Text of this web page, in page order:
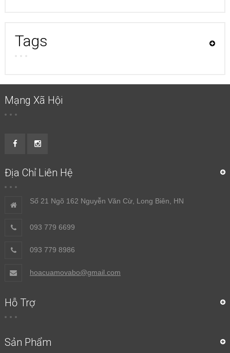
Tags
Mạng Xã Hội
Địa Chỉ Liên Hệ
Số 21 Ngõ 162 Nguyễn Văn Cừ, Long Biên, HN
093 779 6699
093 779 8986
hoacuamovabo@gmail.com
Hỗ Trợ
Sản Phẩm